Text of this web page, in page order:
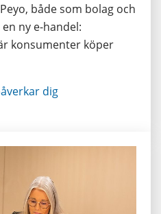
både som bolag och
ny e-handel:
konsumenter köper
dig